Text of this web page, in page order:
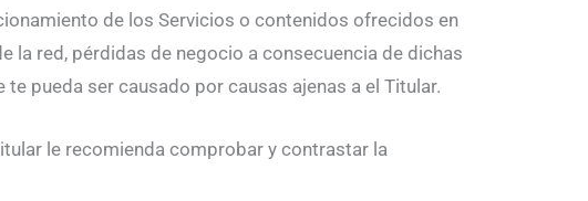
de los Servicios o contenidos ofrecidos en
la red, pérdidas de negocio a consecuencia de dichas
pueda ser causado por causas ajenas a el Titular.
le recomienda comprobar y contrastar la